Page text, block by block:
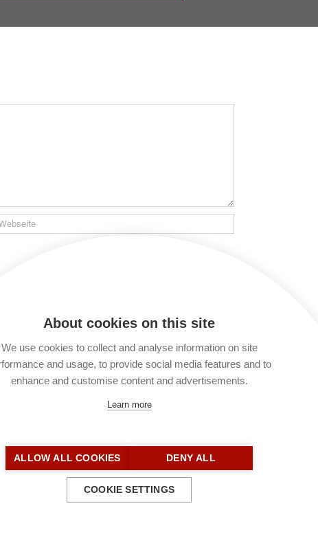
verarbeitet und gespeichert werden. Lies
du keinen Kommentar verfassen. Du kannst
Kontakt
About cookies on this site
We use cookies to collect and analyse information on site
and usage, to provide social media features and to
enhance and customise content and advertisements.
Learn more
ALLOW ALL COOKIES DENY ALL
COOKIE SETTINGS